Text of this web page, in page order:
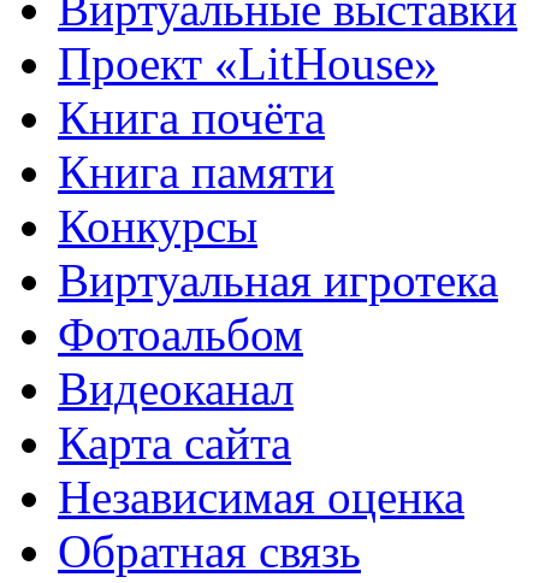
Проект «LitHouse»
Книга почёта
Книга памяти
Конкурсы
Виртуальная игротека
Фотоальбом
Видеоканал
Карта сайта
Независимая оценка
Обратная связь